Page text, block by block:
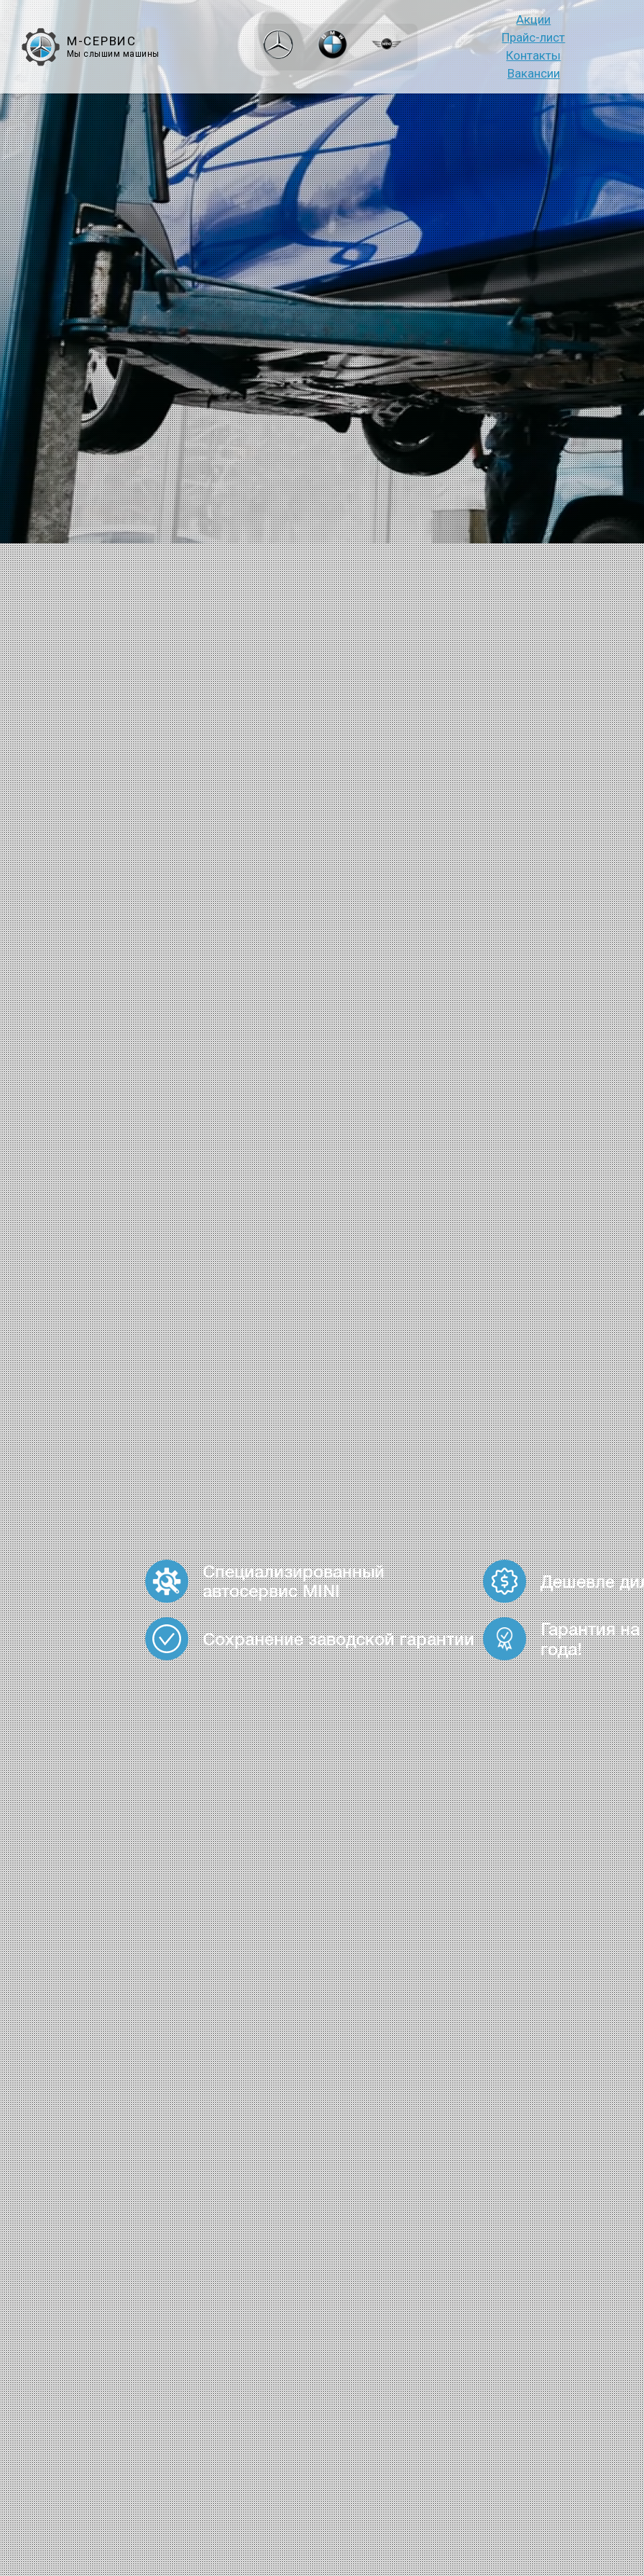
М-СЕРВИС
Мы слышим машины
Акции
Прайс-лист
Контакты
Вакансии
Специализированный
автосервис MINI
Дешевле
Сохранение заводской гарантии
Гарантия
года!